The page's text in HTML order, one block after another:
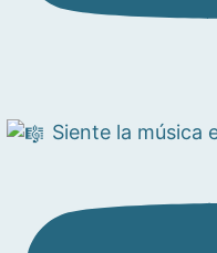
Siente la música